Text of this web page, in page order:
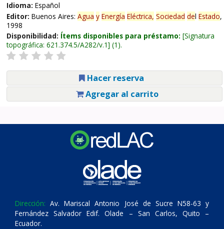
Idioma: Español
Editor: Buenos Aires: Agua y Energía Eléctrica, Sociedad del Estado,
1998
Disponibilidad: Ítems disponibles para préstamo: Signatura
topográfica: 621.374.5/A282/v.1 (1).
Hacer reserva
Agregar al carrito
Dirección: Av. Mariscal Antonio José de Sucre N58-63 y
Fernández Salvador Edif. Olade – San Carlos, Quito –
Ecuador.